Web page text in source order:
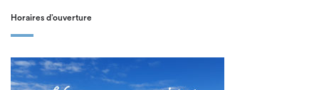
Horaires d’ouverture